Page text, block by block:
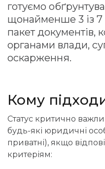
готуємо
щонайменше 3 із 7
пакет документів,
органами влади,
оскарження.
Кому
Статус критично
будь-які юридичні
приватні), якщо
критеріям: